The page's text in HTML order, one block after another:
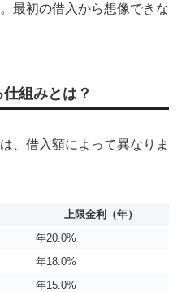
最初の借入から想像できな
組みとは？
、借入額によって異なりま
上限金利（年）
年20.0%
年18.0%
年15.0%